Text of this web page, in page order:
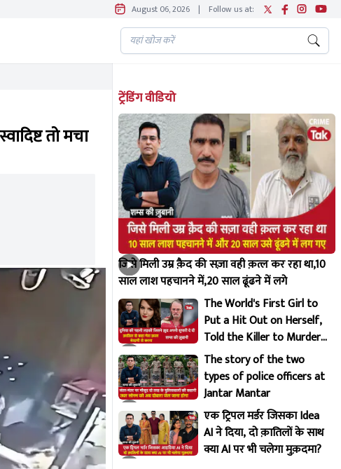
August 06, 2026 | Follow us at:
तो मचा
ट्रेंडिंग वीडियो
जिसे मिली उम्र क़ैद की सज़ा वही क़त्ल कर रहा था,10
साल लाश पहचानने में,20 साल ढूंढने में लगे
The World's First Girl to
Put a Hit Out on Herself,
Told the Killer to Murder
Her Brutally
The story of the two
types of police officers at
Jantar Mantar
एक ट्रिपल मर्डर जिसका Idea
AI ने दिया, दो क़ातिलों के साथ
क्या AI पर भी चलेगा मुक़दमा?